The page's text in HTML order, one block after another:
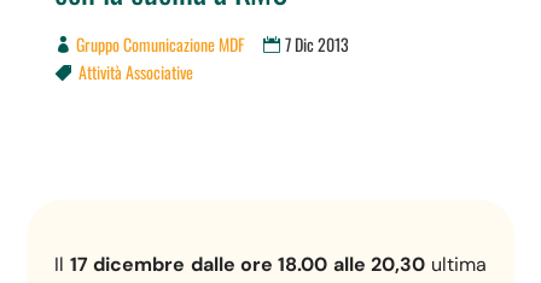
Gruppo Comunicazione MDF 7 Dic 2013
 Attività Associative
Il 17 dicembre dalle ore 18.00 alle 20,30 ultima